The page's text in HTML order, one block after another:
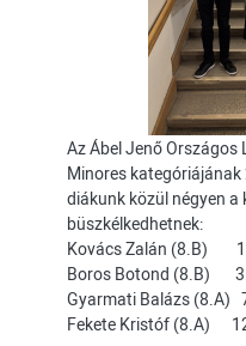
Az Ábel Jenő Országos
Minores
diákunk közül négyen a
büszkélkedhetnek:
Kovács Zalán (8.B)
Boros Botond (8.B)
Gyarmati Balázs (8.A)
Fekete Kristóf (8.A)